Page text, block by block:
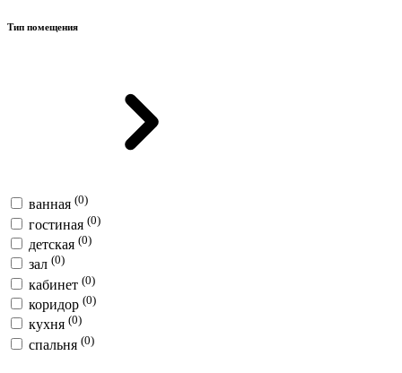
Тип помещения
ванная (0)
гостиная (0)
детская (0)
зал (0)
кабинет (0)
коридор (0)
кухня (0)
спальня (0)